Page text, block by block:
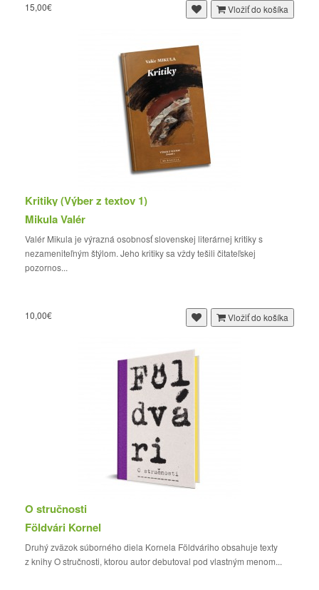
15,00€ Vložiť do košíka
Kritiky (Výber z textov 1)
Mikula Valér
Valér Mikula je výrazná osobnosť slovenskej literárnej kritiky s
nezameniteľným štýlom. Jeho kritiky sa vždy tešili čitateľskej
pozornos...
10,00€ Vložiť do košíka
O stručnosti
Földvári Kornel
Druhý zväzok súborného diela Kornela Földváriho obsahuje texty
z knihy O stručnosti, ktorou autor debutoval pod vlastným menom...